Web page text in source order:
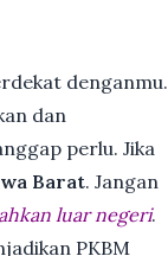
denganmu.
dan
perlu. Jika
Barat. Jangan
luar negeri.
PKBM